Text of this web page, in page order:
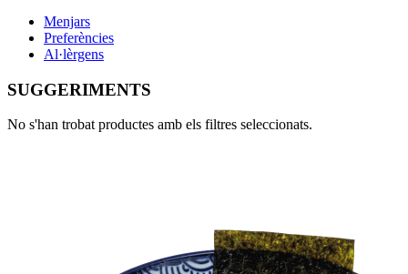
Menjars
Preferències
Al·lèrgens
SUGGERIMENTS
No s'han trobat productes amb els filtres seleccionats.